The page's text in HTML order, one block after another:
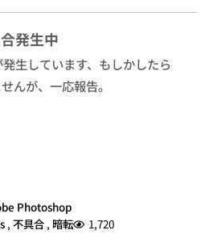
発生中
生しています、もしかしたら
んが、一応報告。
Photoshop
, 不具合 , 暗転 1,720